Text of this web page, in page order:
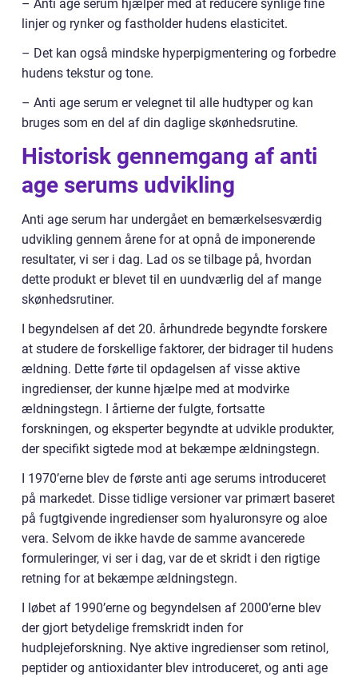
– Anti age serum hjælper med at reducere synlige fine
linjer og rynker og fastholder hudens elasticitet.
– Det kan også mindske hyperpigmentering og forbedre
hudens tekstur og tone.
– Anti age serum er velegnet til alle hudtyper og kan
bruges som en del af din daglige skønhedsrutine.
Historisk gennemgang af anti
age serums udvikling
Anti age serum har undergået en bemærkelsesværdig
udvikling gennem årene for at opnå de imponerende
resultater, vi ser i dag. Lad os se tilbage på, hvordan
dette produkt er blevet til en uundværlig del af mange
skønhedsrutiner.
I begyndelsen af det 20. århundrede begyndte forskere
at studere de forskellige faktorer, der bidrager til hudens
ældning. Dette førte til opdagelsen af visse aktive
ingredienser, der kunne hjælpe med at modvirke
ældningstegn. I årtierne der fulgte, fortsatte
forskningen, og eksperter begyndte at udvikle produkter,
der specifikt sigtede mod at bekæmpe ældningstegn.
I 1970’erne blev de første anti age serums introduceret
på markedet. Disse tidlige versioner var primært baseret
på fugtgivende ingredienser som hyaluronsyre og aloe
vera. Selvom de ikke havde de samme avancerede
formuleringer, vi ser i dag, var de et skridt i den rigtige
retning for at bekæmpe ældningstegn.
I løbet af 1990’erne og begyndelsen af 2000’erne blev
der gjort betydelige fremskridt inden for
hudplejeforskning. Nye aktive ingredienser som retinol,
peptider og antioxidanter blev introduceret, og anti age